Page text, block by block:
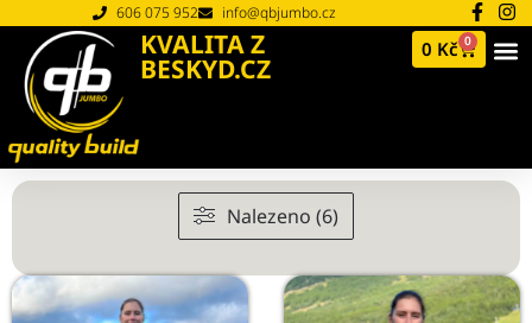
606 075 952 info@qbjumbo.cz
KVALITA Z
BESKYD.CZ
0 Kč 0
Nalezeno (6)